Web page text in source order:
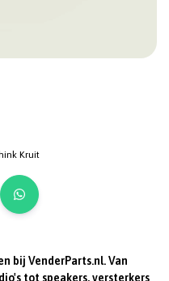
Kruit
bij VenderParts.nl. Van
tot speakers, versterkers